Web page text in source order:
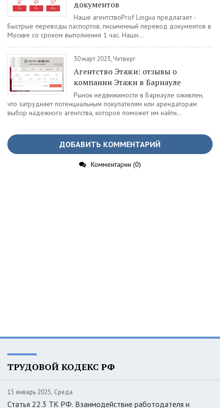
документов
Наше агентствоProf Lingua предлагает -
Быстрые переводы паспортов, письменный перевод документов в
Москве со сроком выполнения 1 час. Наши...
30 март 2023, Четверг
Агентство Этажи: отзывы о
компании Этажи в Барнауле
Рынок недвижимости в Барнауле оживлен,
что затрудняет потенциальным покупателям или арендаторам
выбор надежного агентства, которое поможет им найти...
ДОБАВИТЬ КОММЕНТАРИЙ
Комментарии (0)
ТРУДОВОЙ КОДЕКС РФ
15 январь 2025, Среда
Статья 22.3 ТК РФ. Взаимодействие работодателя и